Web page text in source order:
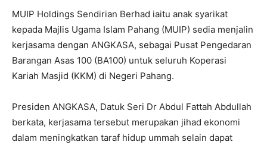
MUIP Holdings Sendirian Berhad iaitu anak syarikat
kepada Majlis Ugama Islam Pahang (MUIP) sedia menjalin
kerjasama dengan ANGKASA, sebagai Pusat Pengedaran
Barangan Asas 100 (BA100) untuk seluruh Koperasi
Kariah Masjid (KKM) di Negeri Pahang.
Presiden ANGKASA, Datuk Seri Dr Abdul Fattah Abdullah
berkata, kerjasama tersebut merupakan jihad ekonomi
dalam meningkatkan taraf hidup ummah selain dapat